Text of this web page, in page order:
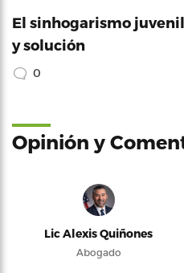
El sinhogarismo
y solución
0
Opinión y
Lic Alexis Quiñones
Abogado